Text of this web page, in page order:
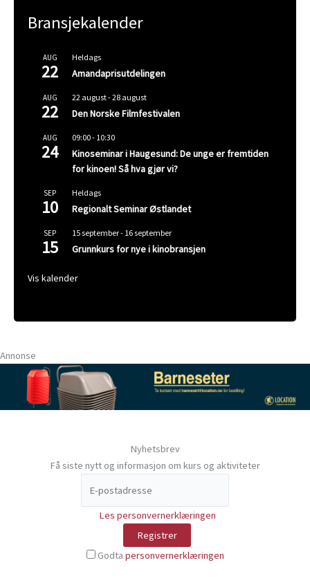
Bransjekalender
AUG
22
Heldags
Amandaprisutdelingen
AUG
22
22 august-28 august
Den Norske Filmfestivalen
AUG
24
09:00- 10:30
Kinoseminar i Haugesund: De unge er fremtiden
for kinoen! Så hva gjør vi?
SEP
10
Heldags
Regionalt Seminar Østlandet
SEP
15
15 september- 16 september
Grunnkurs for nye i kinobransjen
Vis kalender
Annonse
Nyhetsbrev
Få siste nytt og informasjon om kurs og aktiviteter
Les personvernerklæringen
Godta personvernerklæringen